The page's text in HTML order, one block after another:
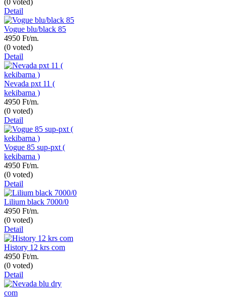
(0 voted)
Detail
Vogue blu/black 85
4950 Ft/m.
(0 voted)
Detail
Nevada pxt 11 (
kekibarna )
4950 Ft/m.
(0 voted)
Detail
Vogue 85 sup-pxt (
kekibarna )
4950 Ft/m.
(0 voted)
Detail
Lilium black 7000/0
4950 Ft/m.
(0 voted)
Detail
History 12 krs com
4950 Ft/m.
(0 voted)
Detail